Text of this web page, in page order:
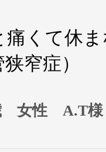
痛くて休
窄症）
女性 A.T様